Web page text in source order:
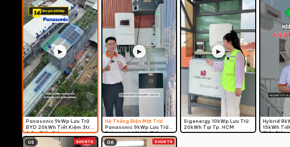
▶
Panasonic 9kWp Lưu Trữ
BYD 20kWh Tiết Kiệm 3tr –
3,5tr Tiền Điện
▶
Hệ Thống Điện Mặt Trời
Panasonic 9kWp Lưu Trữ
Pylontech 16kWh Tiết
Kiệm 80% Hóa Đơn Điện
▶
Sigenergy 10kWp Lưu Trữ
20kWh Tại Tp. HCM
Hybrid
15kWh
Tiền Điện
05 SHORTS 06 SHORTS